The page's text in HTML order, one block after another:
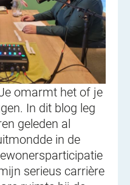
omarmt het of je
In dit blog leg
geleden al
in de
serieus carrière